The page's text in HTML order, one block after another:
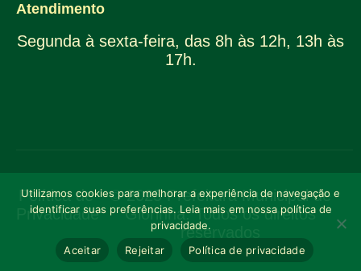
Atendimento
Segunda à sexta-feira, das 8h às 12h, 13h às
17h.
Política de
Privacidade
© 2025 Prefeitura Municipal de
Glorinha. Todos os direitos
reservados
Utilizamos cookies para melhorar a experiência de navegação e
identificar suas preferências. Leia mais em nossa política de
privacidade.
Aceitar
Rejeitar Política de privacidade